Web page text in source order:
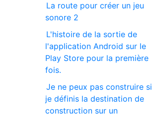
La route pour créer un jeu
sonore 2
L'histoire de la sortie de
l'application Android sur le
Play Store pour la première
fois.
Je ne peux pas construire si
je définis la destination de
construction sur un